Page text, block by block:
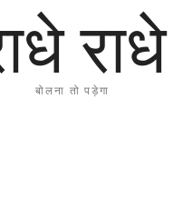
राधे
बोलना तो पड़ेगा